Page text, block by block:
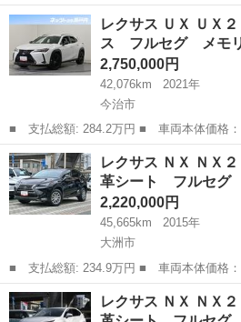
ー名： レクサス ■ 車種名： ＣＴ ■ グ
ｈ バージョンＣ フルセグ メモリーナ
メラ Ｅ...
徳島 阿波市 CT
レクサス ＵＸ ＵＸ
ス フルセグ メモ
2,750,000円
42,076km
2021年
今治市
■ 支払総額: 284.2万円 ■ 車両本体価格： 2,750,000 円 ■ メーカ
ー名： レクサス ■ 車種名： ＵＸ ■ グ
０ アーバンエレガンス フルセグ メモ
ュージック...
愛媛 今治市 レクサス
レクサス ＮＸ ＮＸ
革シート フルセ
2,220,000円
45,665km
2015年
大洲市
■ 支払総額: 234.9万円 ■ 車両本体価格： 2,220,000 円 ■ メーカ
ー名： レクサス ■ 車種名： ＮＸ ■ グ
ｔ Ｉパッケージ 革シート フルセグ
愛媛 大洲市 レクサス
レクサス ＮＸ ＮＸ